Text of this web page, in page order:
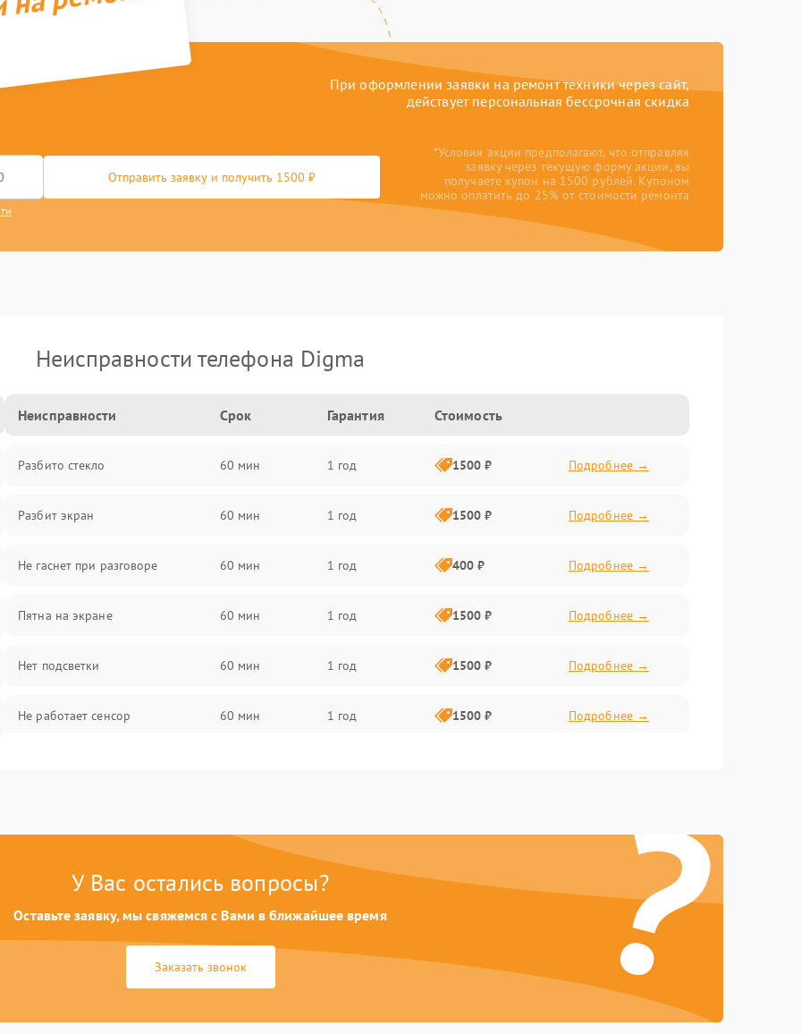
При оформлении заявки на ремонт техники через сайт,
действует персональная бессрочная скидка
Отправить заявку и получить 1500 ₽
*Условия акции предполагают, что отправляя
заявку через текущую форму акции, вы
получаете купон на 1500 рублей. Купоном
можно оплатить до 25% от стоимости ремонта
Неисправности телефона Digma
Неисправности Срок Гарантия Стоимость
Разбито стекло 60 мин 1 год 1500 ₽ Подробнее →
Разбит экран 60 мин 1 год 1500 ₽ Подробнее →
Не гаснет при разговоре 60 мин 1 год 400 ₽ Подробнее →
Пятна на экране 60 мин 1 год 1500 ₽ Подробнее →
Нет подсветки 60 мин 1 год 1500 ₽ Подробнее →
Не работает сенсор 60 мин 1 год 1500 ₽ Подробнее →
1 год ?
У Вас остались вопросы?
Оставьте заявку, мы свяжемся с Вами в ближайшее время
Заказать звонок